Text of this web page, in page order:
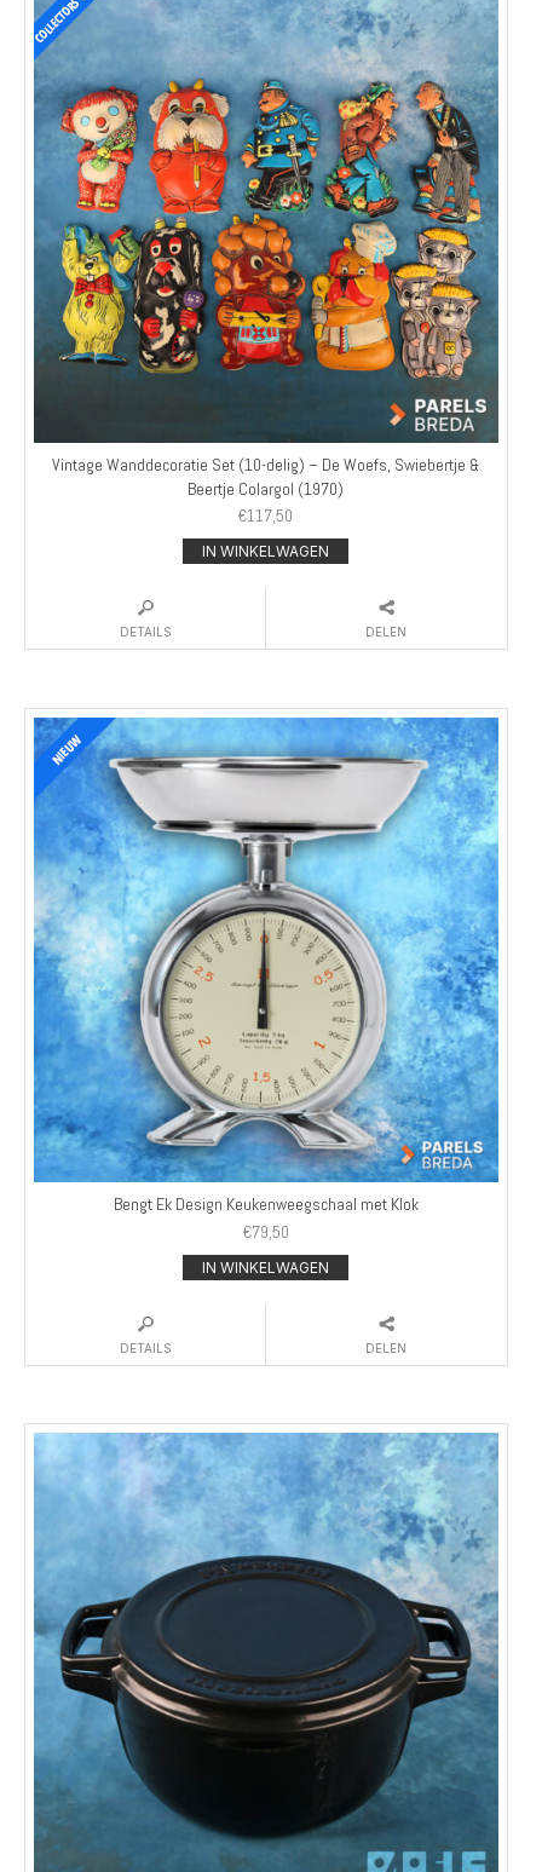
Vintage Wanddecoratie Set (10-delig) – De Woefs, Swiebertje &
Beertje Colargol (1970)
€117,50
IN WINKELWAGEN
DETAILS DELEN
Bengt Ek Design Keukenweegschaal met Klok
€79,50
IN WINKELWAGEN
DETAILS DELEN